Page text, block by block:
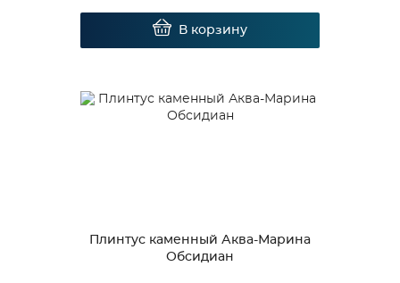
В корзину
Плинтус каменный Аква-Марина
Обсидиан